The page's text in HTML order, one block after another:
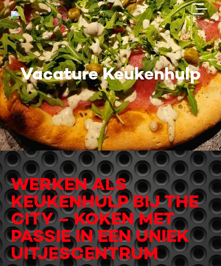
Vacature Keukenhulp
WERKEN ALS
KEUKENHULP BIJ THE
CITY – KOKEN MET
PASSIE IN EEN UNIEK
UITJESCENTRUM